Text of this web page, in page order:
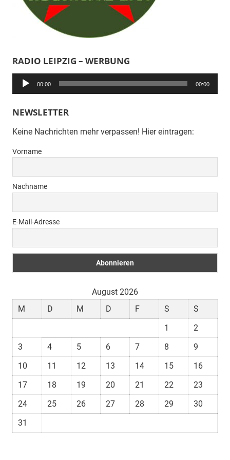
RADIO LEIPZIG – WERBUNG
Audio-
Player
00:00 00:00
NEWSLETTER
Keine Nachrichten mehr verpassen! Hier eintragen:
Vorname
Nachname
E-Mail-Adresse
August 2026
M
D M D F S
S
1
2
3
4 5 6 7 8
9
10
11 12 13 14 15
16
17
18 19 20 21 22
23
24
25 26 27 28 29
30
31